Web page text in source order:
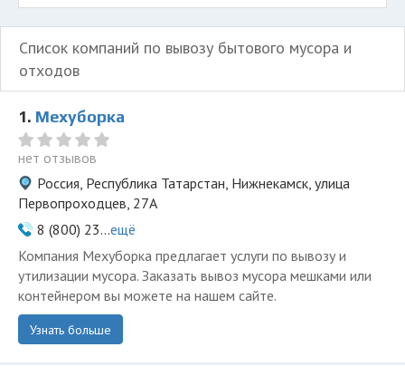
Список компаний по вывозу бытового мусора и
отходов
1. Мехуборка
нет отзывов
Россия, Республика Татарстан, Нижнекамск, улица
Первопроходцев, 27А
8 (800) 23...ещё
Компания Мехуборка предлагает услуги по вывозу и
утилизации мусора. Заказать вывоз мусора мешками или
контейнером вы можете на нашем сайте.
Узнать больше